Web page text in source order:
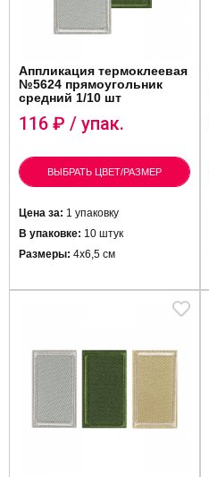
Аппликация термоклеевая
№5624 прямоугольник
средний 1/10 шт
116 ₽ / упак.
ВЫБРАТЬ ЦВЕТ/РАЗМЕР
Цена за: 1 упаковку
В упаковке: 10 штук
Размеры: 4х6,5 см